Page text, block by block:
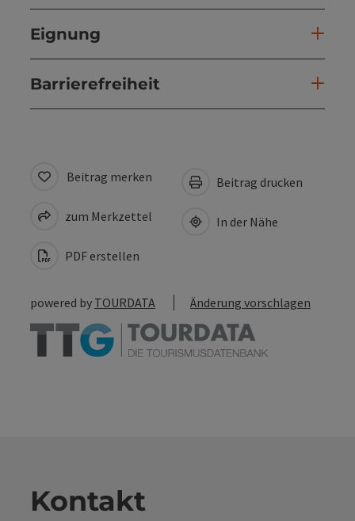
Eignung
Barrierefreiheit
Beitrag merken
zum Merkzettel
PDF erstellen
Beitrag drucken
In der Nähe
powered by TOURDATA Änderung vorschlagen
Kontakt